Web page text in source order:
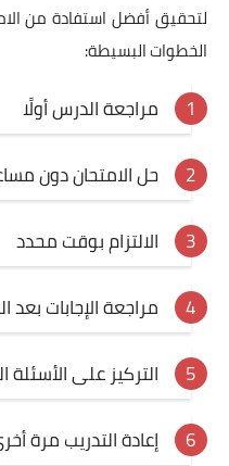
لتحقيق أفضل استفادة من
الخطوات البسيطة:
مراجعة الدرس أولًا
حل الامتحان دون
الالتزام بوقت محدد
مراجعة الإجابات بعد
التركيز على الأسئلة
إعادة التدريب مرة